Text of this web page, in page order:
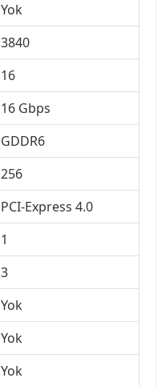
Yok
3840
16
16 Gbps
GDDR6
256
PCI-Express 4.0
1
3
Yok
Yok
Yok